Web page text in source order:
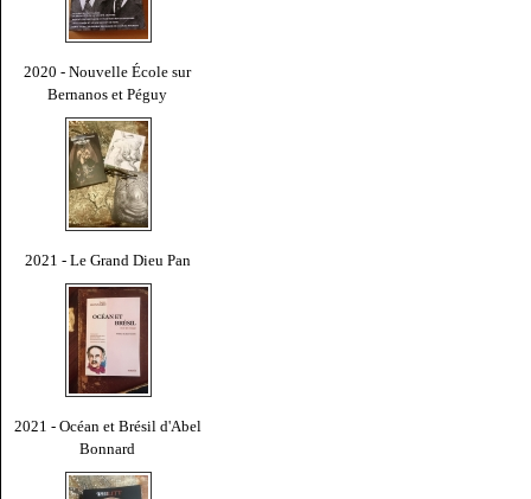
2020 - Nouvelle École sur
Bernanos et Péguy
2021 - Le Grand Dieu Pan
2021 - Océan et Brésil d'Abel
Bonnard